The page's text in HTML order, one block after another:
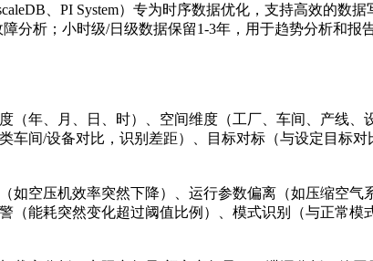
、PI System）专为时序数据优化，支持高效的数
分析；小时级/日级数据保留1-3年，用于趋势分析和
年、月、日、时）、空间维度（工厂、车间、产线
间/设备对比，识别差距）、目标对标（与设定目标
空压机效率突然下降）、运行参数偏离（如压缩空
能耗突然变化超过阈值比例）、模式识别（与正常